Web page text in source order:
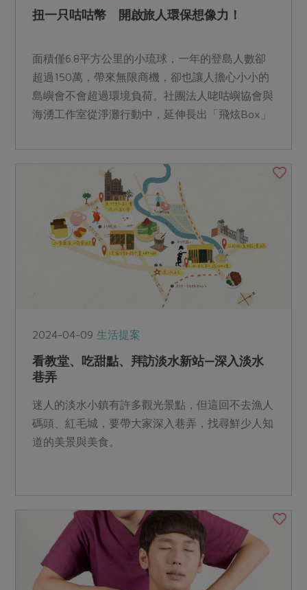
扭一只咕咕幣 開啟旅人環保想像力！
面積僅6.8平方公里的小琉球，一年的登島人數卻
超過150萬，帶來無限商機，卻也讓人擔心小小的
島嶼會不會超過環境負荷。社團法人咾咕嶼協會與
海湧工作室從淨灘行動中，延伸長出「飛炫Box」
圾，提供登島旅人更環保的選項。
2024-04-09生活提案
看教堂、吃甜點、拜訪淡水新站—深入淡水
巷弄
迷人的淡水小鎮有許多觀光景點，但這回不去漁人
碼頭、紅毛城，要帶大家深入巷弄，找尋鮮少人知
道的美景與美食。